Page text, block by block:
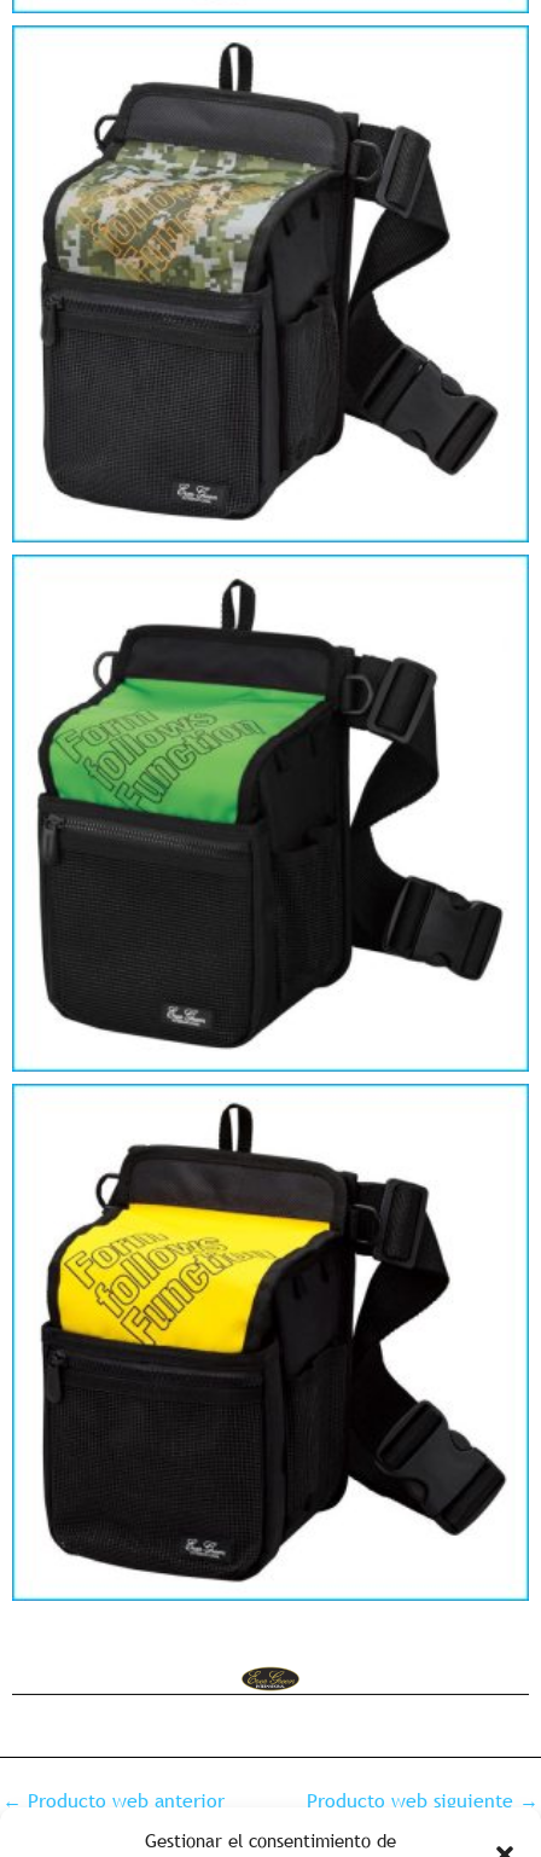
Gestionar el consentimiento de
← Producto web anterior Producto web siguiente →